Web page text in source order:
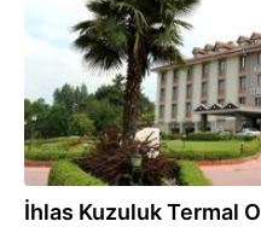
İhlas Kuzuluk Termal